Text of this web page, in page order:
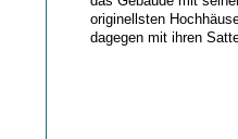
originellsten
dagegen mit ihren